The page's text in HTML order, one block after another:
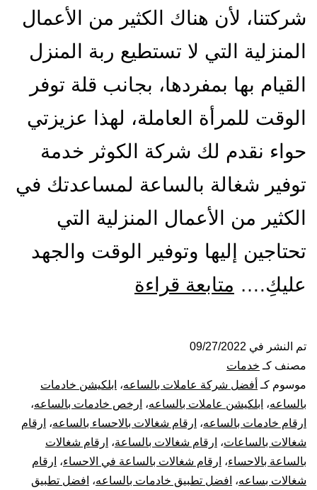
شركتنا، لأن هناك الكثير من الأعمال
المنزلية التي لا تستطيع ربة المنزل
القيام بها بمفردها، بجانب قلة توفر
الوقت للمرأة العاملة، لهذا عزيزتي
حواء نقدم لك شركة الكوثر خدمة
توفير شغالة بالساعة لمساعدتك في
الكثير من الأعمال المنزلية التي
تحتاجين إليها وتوفير الوقت والجهد
عليكِ.… متابعة قراءة
بالاحساء
تم النشر في 09/27/2022
مصنف كـ خدمات
موسوم كـ أفضل شركة عاملات بالساعه، ابلكيشن خادمات
بالساعه، ابلكيشن عاملات بالساعه، ارخص خادمات بالساعه،
ارقام خادمات بالساعه، ارقام شغالات بالاحساء بالساعه، ارقام
شغالات بالساعات، ارقام شغالات بالساعة، ارقام شغالات
بالساعة بالاحساء، ارقام شغالات بالساعة في الاحساء، ارقام
شغالات بساعه، افضل تطبيق خادمات بالساعه، افضل تطبيق